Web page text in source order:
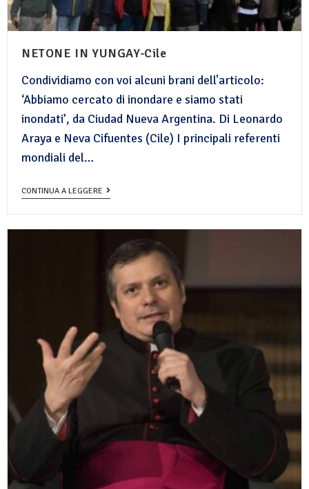
NETONE IN YUNGAY-Cile
Condividiamo con voi alcuni brani dell'articolo:
‘Abbiamo cercato di inondare e siamo stati
inondati’, da Ciudad Nueva Argentina. Di Leonardo
Araya e Neva Cifuentes (Cile) I principali referenti
mondiali del…
CONTINUA A LEGGERE